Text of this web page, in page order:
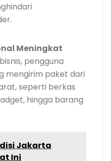
Meningkat
pengguna
mengirim paket dari
seperti berkas
hingga barang
Jakarta
Ini